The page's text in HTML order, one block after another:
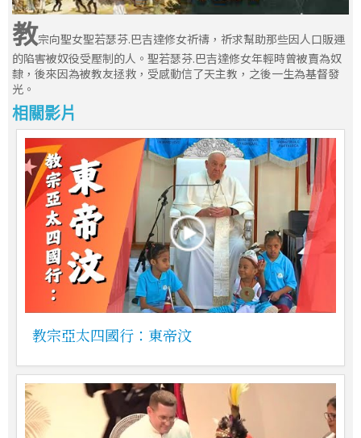
教宗向聖女聖若瑟芬.巴吉達修女祈禱，祈求幫助那些因人口販運
的陷害被奴役受壓制的人。聖若瑟芬.巴吉達修女年輕時曾被賣為奴
隸，後來因為被教友拯救，受感動信了天主教，之後一生為基督發
光。
相關影片
教宗亞太四國行：東帝汶